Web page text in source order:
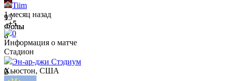
15
Фолы
6
0
9
Фолы
8
2
Tiim
1 месяц назад
+5
0
Информация о матче
Стадион
Эн-ар-джи Стэдиум
Хьюстон, США